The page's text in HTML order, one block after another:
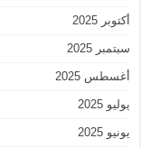
أكتوبر 2025
سبتمبر 2025
أغسطس 2025
يوليو 2025
يونيو 2025